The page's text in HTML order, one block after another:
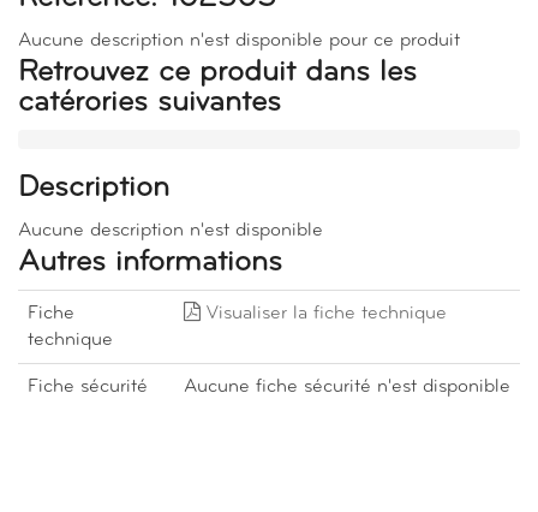
Aucune description n'est disponible pour ce produit
Retrouvez ce produit dans les
catérories suivantes
Description
Aucune description n'est disponible
Autres informations
Fiche
technique
Visualiser la fiche technique
Fiche sécurité Aucune fiche sécurité n'est disponible